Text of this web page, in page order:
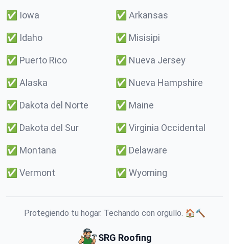
✅ Iowa ✅ Arkansas
✅ Idaho ✅ Misisipi
✅ Puerto Rico ✅ Nueva Jersey
✅ Alaska ✅ Nueva Hampshire
✅ Dakota del Norte ✅ Maine
✅ Dakota del Sur ✅ Virginia Occidental
✅ Montana ✅ Delaware
✅ Vermont ✅ Wyoming
Protegiendo tu hogar. Techando con orgullo. 🏠🔨
SRG Roofing